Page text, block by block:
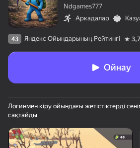
Ndgames777
Аркадалар
43 Яндекс Ойындарының Рейтингі 3,7
Ойнау
Логинмен кіру ойындағы жетістіктерді
сақтайды